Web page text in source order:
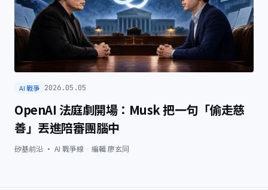
AI 戰爭 2026.05.05
OpenAI 法庭劇開場：Musk 把一句「偷走慈
善」丟進陪審團腦中
矽基前沿 · AI 戰爭線 編輯廖玄同